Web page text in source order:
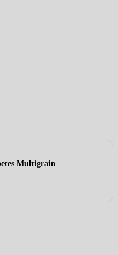
Multigrain